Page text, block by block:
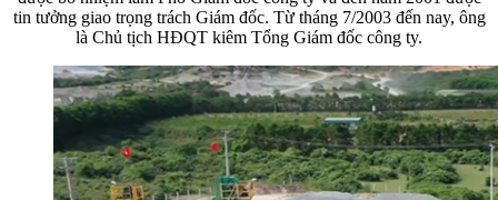
tin tưởng giao trọng trách Giám đốc. Từ tháng 7/2003 đến nay, ông
là Chủ tịch HĐQT kiêm Tổng Giám đốc công ty.